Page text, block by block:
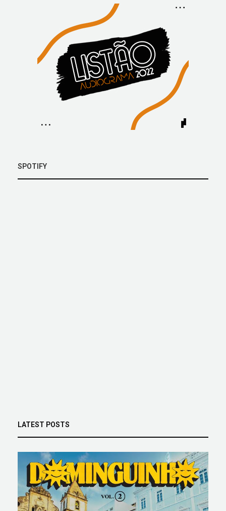
SPOTIFY
LATEST POSTS